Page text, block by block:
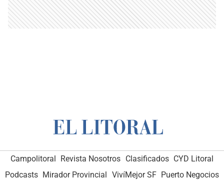
Campolitoral Revista Nosotros Clasificados CYD Litoral
Podcasts Mirador Provincial VivíMejor SF Puerto Negocios